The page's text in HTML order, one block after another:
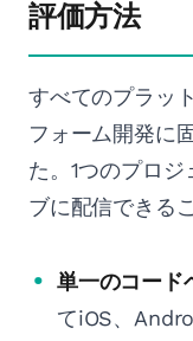
評価方法
すべてのプラッ
フォーム開発に
た。1つのプロ
ブに配信できる
単一のコード
てiOS、